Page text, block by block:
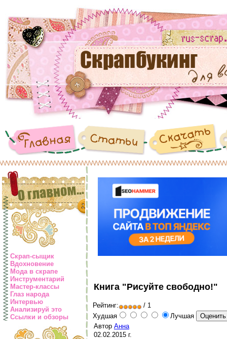
Скрап-сыщик
Вдохновение
Мода в скрапе
Инструментарий
Мастер-классы
Глаз народа
Интервью
Анализируй это
Ссылки и обзоры
Книга "Рисуйте свободно!"
Рейтинг:
/ 1
Худшая
Лучшая
Автор Анна
02.02.2015 г.